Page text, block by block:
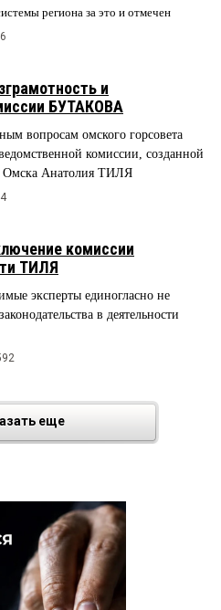
региона за это и отмечен
и
БУТАКОВА
вопросам омского горсовета
комиссии, созданной
Омска Анатолия ТИЛЯ
комиссии
ТИЛЯ
эксперты единогласно не
в деятельности
еще